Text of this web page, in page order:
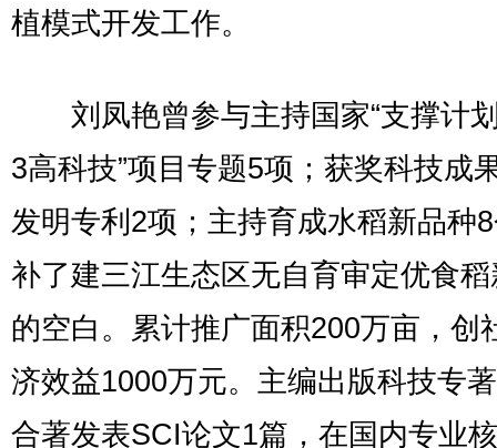
植模式开发工作。
刘凤艳曾参与主持国家“支撑计划
3高科技”项目专题5项；获奖科技成
发明专利2项；主持育成水稻新品种
补了建三江生态区无自育审定优食
的空白。累计推广面积200万亩，创
济效益1000万元。主编出版科技专
合著发表SCI论文1篇，在国内专业